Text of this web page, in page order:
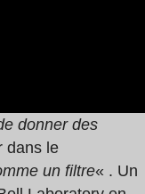
donner des
dans le
un filtre« . Un